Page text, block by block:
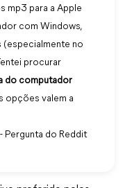
mp3 para a Apple
com Windows,
(especialmente no
procurar
do computador
opções valem a
- Pergunta do Reddit